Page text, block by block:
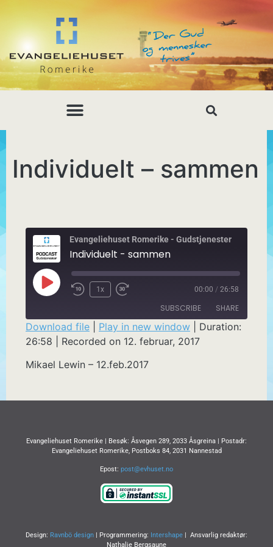
Individuelt – sammen
Evangeliehuset Romerike - Gudstjenester
Individuelt - sammen
1x 00:00 / 26:58
SUBSCRIBE SHARE
SHARE
LINK
Download file Play in new window
Duration:
26:58
Recorded on 12. februar, 2017
Mikael Lewin – 12.feb.2017
Evangeliehuset Romerike | Besøk: Åsvegen 289, 2033 Åsgreina | Postadr:
Evangeliehuset Romerike, Postboks 84, 2031 Nannestad
Epost: post@evhuset.no
Design: Ravnbö design | Programmering: Intershape | Ansvarlig redaktør:
Nathalie Bergsaune